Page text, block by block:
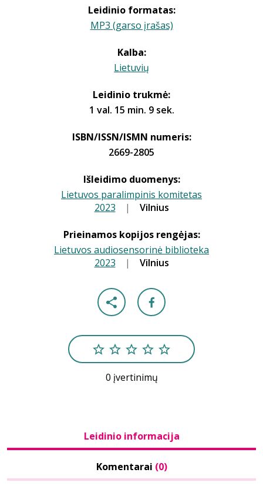
Leidinio formatas:
MP3 (garso įrašas)
Kalba:
Lietuvių
Leidinio trukmė:
1 val. 15 min. 9 sek.
ISBN/ISSN/ISMN numeris:
2669-2805
Išleidimo duomenys:
Lietuvos paralimpinis komitetas
2023 | Vilnius
Prieinamos kopijos rengėjas:
Lietuvos audiosensorinė biblioteka
2023 | Vilnius
0 įvertinimų
Leidinio informacija
Komentarai (0)